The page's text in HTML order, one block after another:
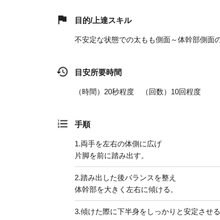
目的/上達スキル
不安定な状態での太もも側面～体幹部側面
目安所要時間
（時間）20秒程度 （回数）10回程度
手順
1.両手を左右の体側に広げ
片脚を前に踏み出す。
2.踏み出した後バランスを整え
体幹部を大きく左右に傾ける。
3.傾けた際に下半身をしっかりと安定させる